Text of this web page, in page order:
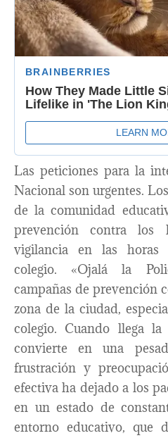
Las peticiones para la
Nacional son urgentes.
de la comunidad
prevención contra
vigilancia en las horas
colegio. «Ojalá la
campañas de prevención
zona de la ciudad,
colegio. Cuando llega
convierte en una
frustración y
efectiva ha dejado a los
en un estado de
entorno educativo, que